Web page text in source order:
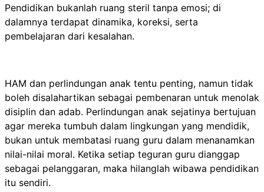
Pendidikan bukanlah ruang steril tanpa emosi; di
dalamnya terdapat dinamika, koreksi, serta
pembelajaran dari kesalahan.
HAM dan perlindungan anak tentu penting, namun tidak
boleh disalahartikan sebagai pembenaran untuk menolak
disiplin dan adab. Perlindungan anak sejatinya bertujuan
agar mereka tumbuh dalam lingkungan yang mendidik,
bukan untuk membatasi ruang guru dalam menanamkan
nilai-nilai moral. Ketika setiap teguran guru dianggap
sebagai pelanggaran, maka hilanglah wibawa pendidikan
itu sendiri.